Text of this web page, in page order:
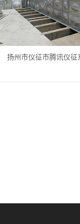
扬州市仪征市腾讯仪征